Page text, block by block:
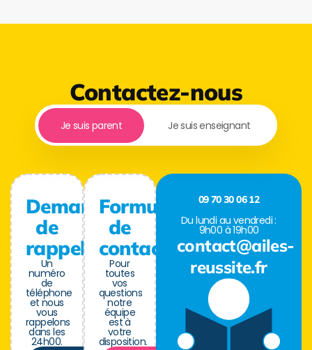
Contactez-nous
Je suis parent Je suis enseignant
Demande
de
rappel
Un
numéro
de
téléphone
et nous
vous
rappelons
dans les
24h00.
Formulaire
de
contact
Pour
toutes
vos
questions
notre
équipe
est à
votre
disposition.
09 70 30 06 12
Du lundi au vendredi :
9h00 à 19h00
contact@ailes-
reussite.fr